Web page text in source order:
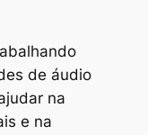
de áudio
na
e na